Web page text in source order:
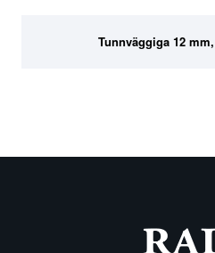
Tunnväggiga 12